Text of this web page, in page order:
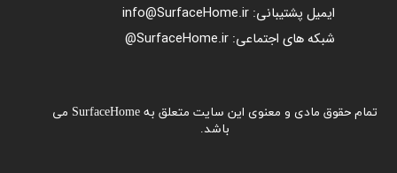
ایمیل پشتیبانی: info@SurfaceHome.ir
شبکه های اجتماعی: SurfaceHome.ir@
تمام حقوق مادی و معنوی این سایت متعلق به SurfaceHome می
باشد.